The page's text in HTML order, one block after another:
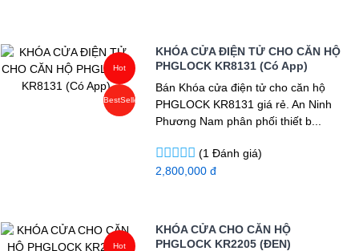
Hot
BestSeller
KHÓA CỬA ĐIỆN TỬ CHO CĂN HỘ
PHGLOCK KR8131 (Có App)
Bán Khóa cửa điện tử cho căn hộ
PHGLOCK KR8131 giá rẻ. An Ninh
Phương Nam phân phối thiết b...
(1 Đánh giá)
2,800,000 đ
Hot
KHÓA CỬA CHO CĂN HỘ
PHGLOCK KR2205 (ĐEN)